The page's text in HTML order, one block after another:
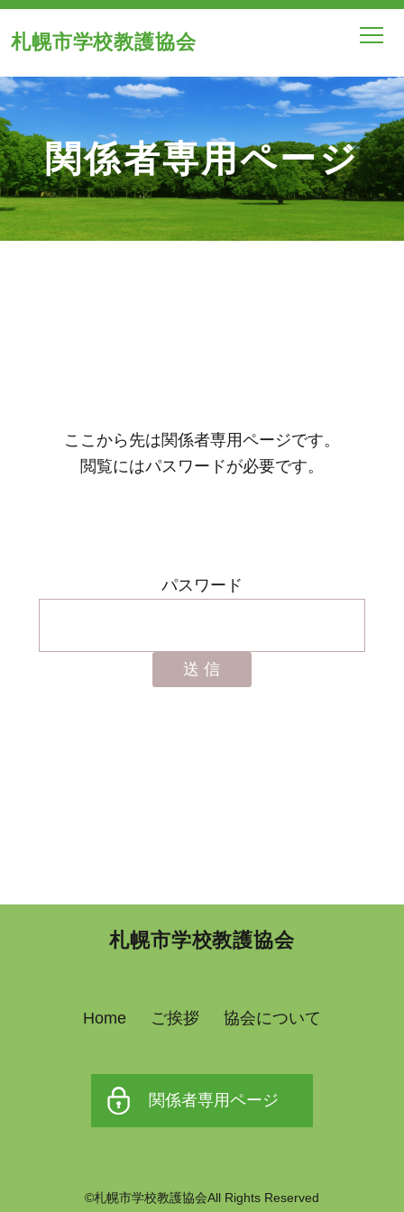
札幌市学校教護協会
関係者専用ページ
ここから先は関係者専用ページです。
閲覧にはパスワードが必要です。
パスワード
札幌市学校教護協会
Home ご挨拶 協会について
関係者専用ページ
©札幌市学校教護協会All Rights Reserved